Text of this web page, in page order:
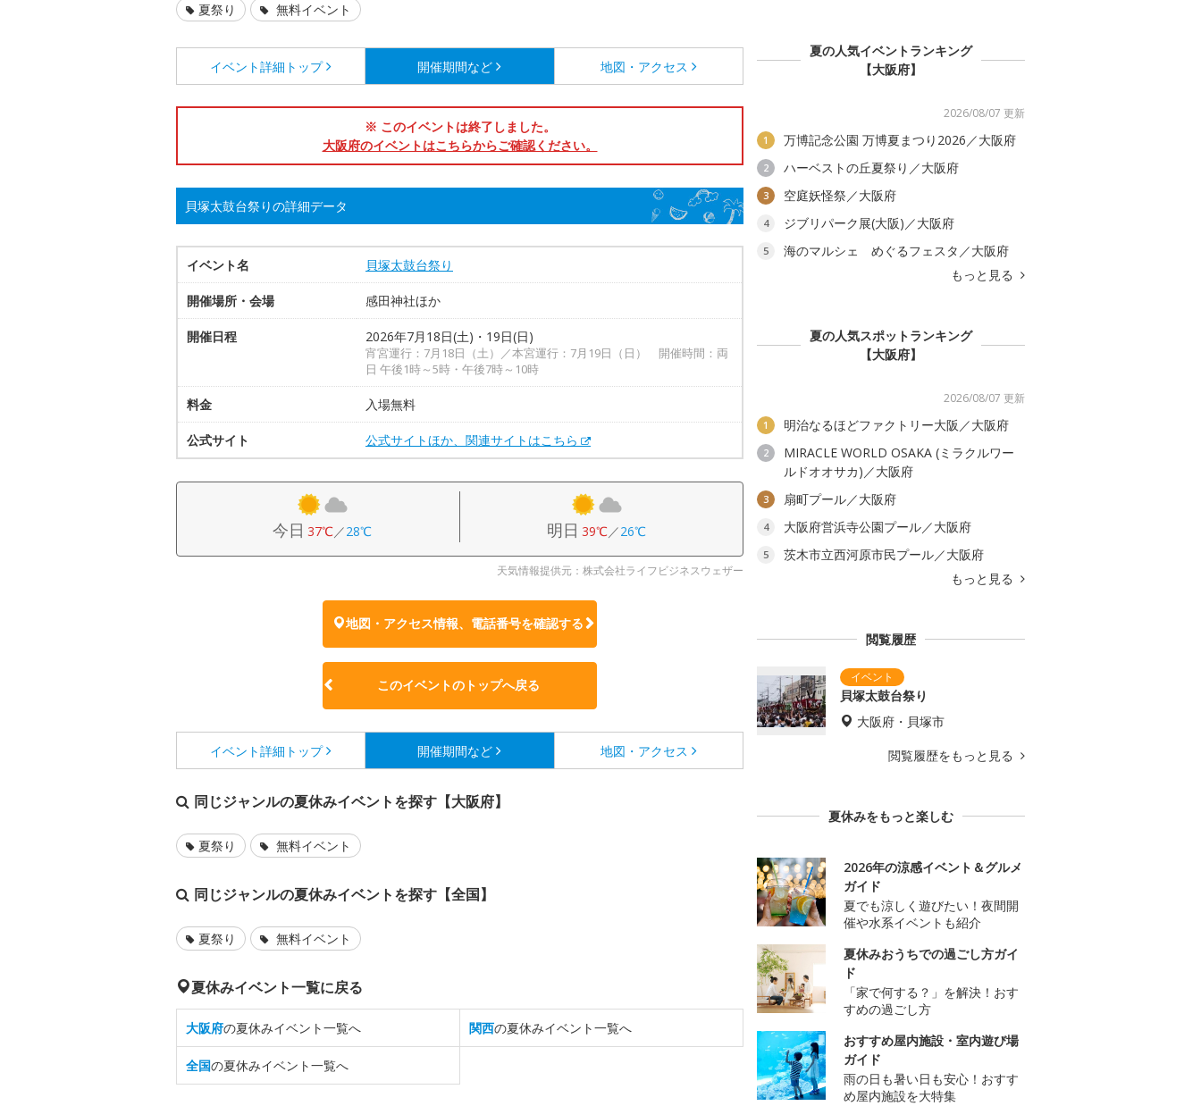
夏祭り 無料イベント
イベント詳細 トップ 開催期間など 地図・アクセス
※ このイベントは終了しました。
大阪府のイベントはこちらからご確認ください。
貝塚太鼓台祭りの詳細データ
イベント名 貝塚太鼓台祭り
開催場所・会場 感田神社ほか
開催日程 2026年7月18日(土)・19日(日)
宵宮運行：7月18日（土）／本宮運行：7月19日（日） 開催時間：両
日 午後1時～5時・午後7時～10時
料金 入場無料
公式サイト 公式サイトほか、関連サイトはこちら
今日 37℃／28℃ 明日 39℃／26℃
天気情報提供元：株式会社ライフビジネスウェザー
地図・アクセス情報、電話番号を確認する
このイベントのトップへ戻る
イベント詳細 トップ 開催期間など 地図・アクセス
同じジャンルの夏休みイベントを探す【大阪府】
夏祭り 無料イベント
同じジャンルの夏休みイベントを探す【全国】
夏祭り 無料イベント
夏休みイベント一覧に戻る
大阪府の夏休みイベント一覧へ 関西の夏休みイベント一覧へ
全国の夏休みイベント一覧へ
夏の人気イベントランキング
【大阪府】
2026/08/07 更新
1 万博記念公園 万博夏まつり2026／大阪府
2 ハーベストの丘夏祭り／大阪府
3 空庭妖怪祭／大阪府
4 ジブリパーク展(大阪)／大阪府
5
海のマルシェ めぐるフェスタ／大阪府
もっと見る
夏の人気スポットランキング
【大阪府】
2026/08/07 更新
1 明治なるほどファクトリー大阪／大阪府
2
MIRACLE WORLD OSAKA (ミラクルワー
ルドオオサカ)／大阪府
3 扇町プール／大阪府
4 大阪府営浜寺公園プール／大阪府
5
茨木市立西河原市民プール／大阪府
もっと見る
閲覧履歴
貝塚太鼓台祭り
大阪府・貝塚市
閲覧履歴をもっと見る
夏休みをもっと楽しむ
2026年の涼感イベント＆グルメ
ガイド
夏でも涼しく遊びたい！夜間開
催や水系イベントも紹介
夏休みおうちでの過ごし方ガイ
ド
「家で何する？」を解決！おす
すめの過ごし方
おすすめ屋内施設・室内遊び場
ガイド
雨の日も暑い日も安心！おすす
め屋内施設を大特集